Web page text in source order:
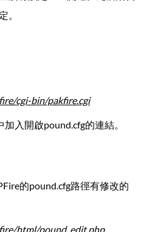
。
cgi-bin/pakfire.cgi
入開啟pound.cfg的連結。
的pound.cfg路徑有修改的
html/pound_edit.php